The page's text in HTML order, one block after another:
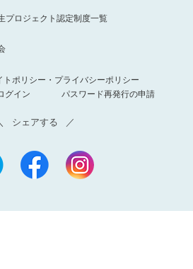
プロジェクト認定制度一覧
トポリシー・プライバシーポリシー
グイン パスワード再発行の申請
シェアする